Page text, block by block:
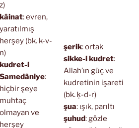
z)
kâinat: evren,
yaratılmış
herşey (bk. k-v-
n)
kudret-i
Samedâniye:
hiçbir şeye
muhtaç
olmayan ve
herşey
şerik: ortak
sikke-i kudret:
Allah’ın güç ve
kudretinin işareti
(bk. ḳ-d-r)
şua: ışık, parıltı
şuhud: gözle